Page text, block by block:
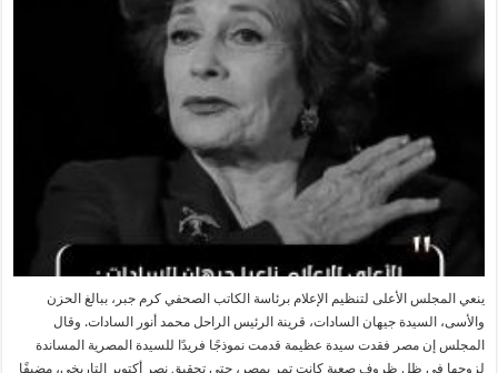
ينعي المجلس الأعلى لتنظيم الإعلام برئاسة الكاتب الصحفي كرم جبر، ببالغ الحزن
والأسى، السيدة جيهان السادات، قرينة الرئيس الراحل محمد أنور السادات. وقال
المجلس إن مصر فقدت سيدة عظيمة قدمت نموذجًا فريدًا للسيدة المصرية المساندة
لزوجها في ظل ظروف صعبة كانت تمر بمصر، حتى تحقيق نصر أكتوبر التاريخي، مضيفًا